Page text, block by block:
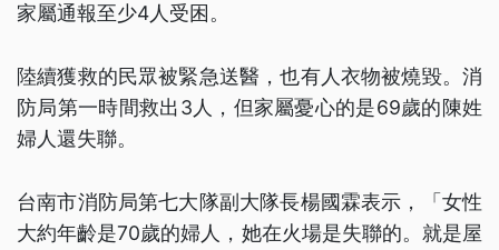
家屬通報至少4人受困。
陸續獲救的民眾被緊急送醫，也有人衣物被燒毀。消
防局第一時間救出3人，但家屬憂心的是69歲的陳姓
婦人還失聯。
台南市消防局第七大隊副大隊長楊國霖表示，「女性
大約年齡是70歲的婦人，她在火場是失聯的。就是屋